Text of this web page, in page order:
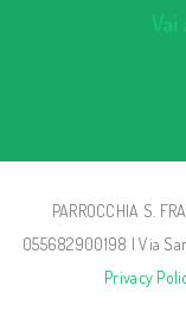
PARROCCHIA S.
055682900198 | Via
Privacy